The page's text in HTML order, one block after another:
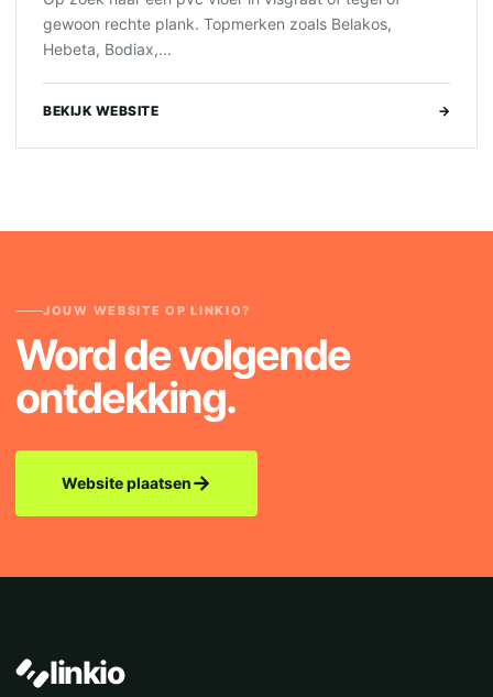
gewoon rechte plank. Topmerken zoals Belakos,
Hebeta, Bodiax,...
BEKIJK WEBSITE →
JOUW WEBSITE OP LINKIO?
Word de volgende
ontdekking.
Website plaatsen→
linkio